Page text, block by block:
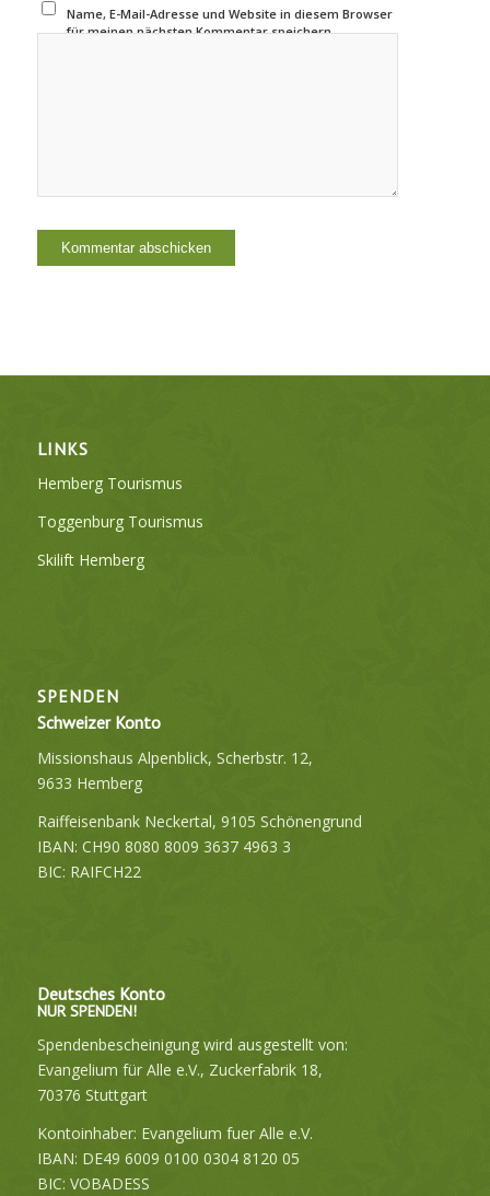
Name, E-Mail-Adresse und Website in diesem Browser
für meinen nächsten Kommentar speichern.
LINKS
Hemberg Tourismus
Toggenburg Tourismus
Skilift Hemberg
SPENDEN
Schweizer Konto
Missionshaus Alpenblick, Scherbstr. 12,
9633 Hemberg
Raiffeisenbank Neckertal, 9105 Schönengrund
IBAN: CH90 8080 8009 3637 4963 3
BIC: RAIFCH22
Deutsches Konto
NUR SPENDEN!
Spendenbescheinigung wird ausgestellt von:
Evangelium für Alle e.V., Zuckerfabrik 18,
70376 Stuttgart
Kontoinhaber: Evangelium fuer Alle e.V.
IBAN: DE49 6009 0100 0304 8120 05
BIC: VOBADESS